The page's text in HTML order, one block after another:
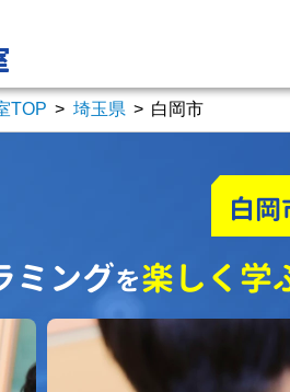
TOP > 埼玉県 > 白岡市
白岡
ミングを楽しく学